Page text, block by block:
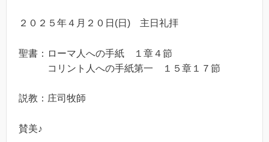
２０２５年４月２０日(日) 主日礼拝
聖書：ローマ人への手紙 １章４節
コリント人への手紙第一 １５章１７節
説教：庄司牧師
賛美♪